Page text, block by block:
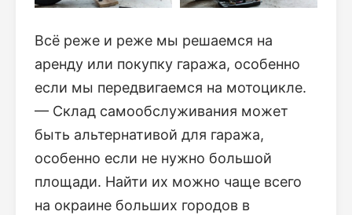
Всё реже и реже мы решаемся на
аренду или покупку гаража, особенно
если мы передвигаемся на мотоцикле.
— Склад самообслуживания может
быть альтернативой для гаража,
особенно если не нужно большой
площади. Найти их можно чаще всего
на окраине больших городов в